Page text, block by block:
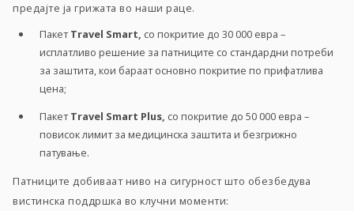
предајте ја грижата во наши раце.
ПакетTravel Smart, со покритие до 30 000 евра –
исплатливо решение за патниците со стандардни потреби
за заштита, кои бараат основно покритие по прифатлива
цена;
ПакетTravel Smart Plus, со покритие до 50 000 евра –
повисок лимит за медицинска заштита и безгрижно
патување.
Патниците добиваат ниво на сигурност што обезбедува
вистинска поддршка во клучни моменти: